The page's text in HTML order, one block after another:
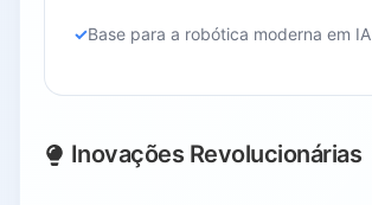
Base para a robótica moderna em IA
Inovações Revolucionárias